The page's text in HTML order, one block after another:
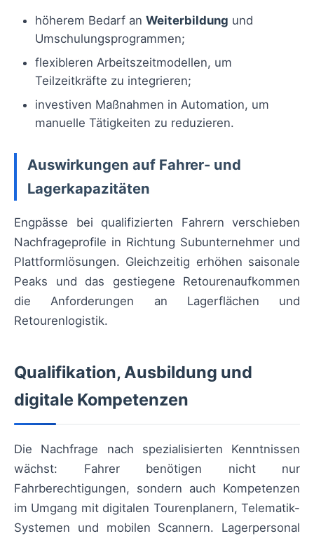
höherem Bedarf an Weiterbildung und
Umschulungsprogrammen;
flexibleren Arbeitszeitmodellen, um
Teilzeitkräfte zu integrieren;
investiven Maßnahmen in Automation, um
manuelle Tätigkeiten zu reduzieren.
Auswirkungen auf Fahrer- und
Lagerkapazitäten
Engpässe bei qualifizierten Fahrern verschieben
Nachfrageprofile in Richtung Subunternehmer und
Plattformlösungen. Gleichzeitig erhöhen saisonale
Peaks und das gestiegene Retourenaufkommen
die Anforderungen an Lagerflächen und
Retourenlogistik.
Qualifikation, Ausbildung und
digitale Kompetenzen
Die Nachfrage nach spezialisierten Kenntnissen
wächst: Fahrer benötigen nicht nur
Fahrberechtigungen, sondern auch Kompetenzen
im Umgang mit digitalen Tourenplanern, Telematik-
Systemen und mobilen Scannern. Lagerpersonal